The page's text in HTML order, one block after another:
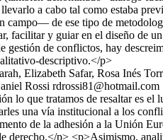
a cabo tal como estaba
campo— de ese tipo de
facilitar y guiar en el diseño de
de conflictos, hay
descriptivo.</p>
Elizabeth Safar, Rosa Inés
Rossi rdrossi81@hotmail.com
lo que tratamos de resaltar es
una vía institucional a los
de la adhesión a la Unión
p> <p>Asimismo,